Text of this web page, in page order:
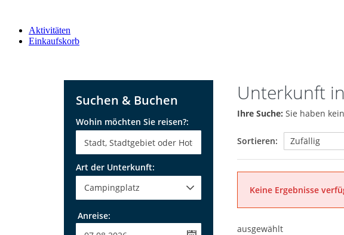
Aktivitäten
Einkaufskorb
Unterkunft
Ihre Suche: Sie haben
Sortieren:
Keine Ergebnisse
ausgewählt
Suchen & Buchen
Wohin möchten Sie reisen?:
Art der Unterkunft:
Anreise: